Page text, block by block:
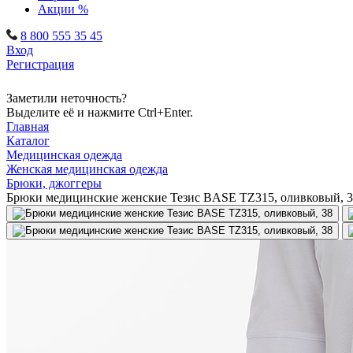
Акции %
8 800 555 35 45
Вход
Регистрация
Заметили неточность?
Выделите её и нажмите Ctrl+Enter.
Главная
Каталог
Медицинская одежда
Женская медицинская одежда
Брюки, джоггеры
Брюки медицинские женские Тезис BASE TZ315, оливковый,